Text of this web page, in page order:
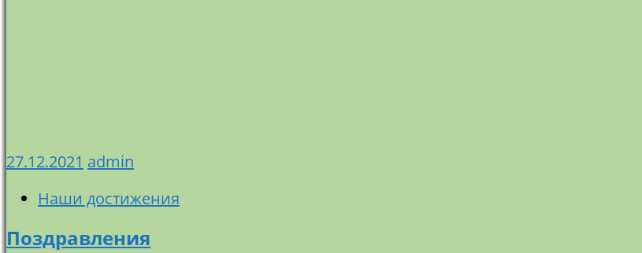
27.12.2021 admin
Наши достижения
Поздравления